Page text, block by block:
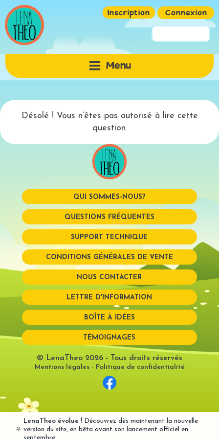
Inscription Connexion
Mot de passe
Mémoriser
Mot de passe perdu?
Menu
Désolé ! Vous n’êtes pas autorisé à lire cette
question.
QUI SOMMES-NOUS?
QUESTIONS FRÉQUENTES
SUPPORT TECHNIQUE
CONDITIONS GÉNÉRALES DE VENTE
NOUS CONTACTER
LETTRE D'INFORMATION
BOÎTE À IDÉES
TÉMOIGNAGES
© LenaTheo 2026 - Tous droits réservés
Mentions légales- Politique de confidentialité
⭐
LenaTheo évolue ! Découvrez dès maintenant la nouvelle
version du site, en bêta avant son lancement officiel en